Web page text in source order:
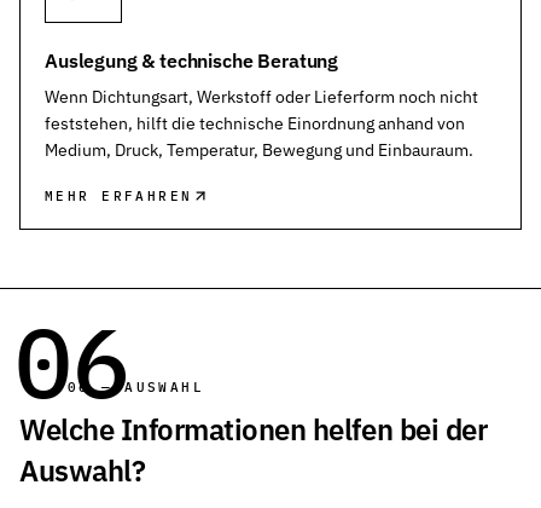
Auslegung & technische Beratung
Wenn Dichtungsart, Werkstoff oder Lieferform noch nicht
feststehen, hilft die technische Einordnung anhand von
Medium, Druck, Temperatur, Bewegung und Einbauraum.
MEHR ERFAHREN
06
06 — AUSWAHL
Welche Informationen helfen bei der
Auswahl?